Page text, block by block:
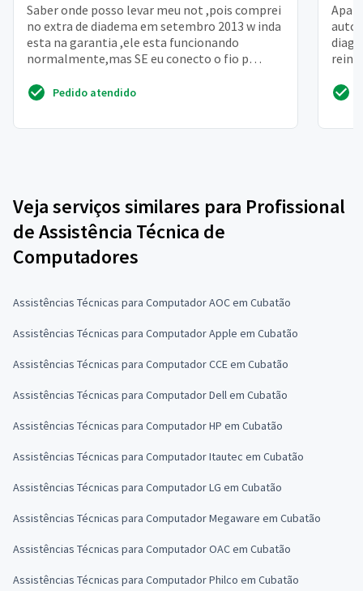
Saber onde posso levar meu not ,pois comprei
no extra de diadema em setembro 2013 w inda
esta na garantia ,ele esta funcionando
normalmente,mas SE eu conecto o fio p
Pedido atendido
Veja serviços similares para Profissional
de Assistência Técnica de
Computadores
Assistências Técnicas para Computador AOC em Cubatão
Assistências Técnicas para Computador Apple em Cubatão
Assistências Técnicas para Computador CCE em Cubatão
Assistências Técnicas para Computador Dell em Cubatão
Assistências Técnicas para Computador HP em Cubatão
Assistências Técnicas para Computador Itautec em Cubatão
Assistências Técnicas para Computador LG em Cubatão
Assistências Técnicas para Computador Megaware em Cubatão
Assistências Técnicas para Computador OAC em Cubatão
Assistências Técnicas para Computador Philco em Cubatão